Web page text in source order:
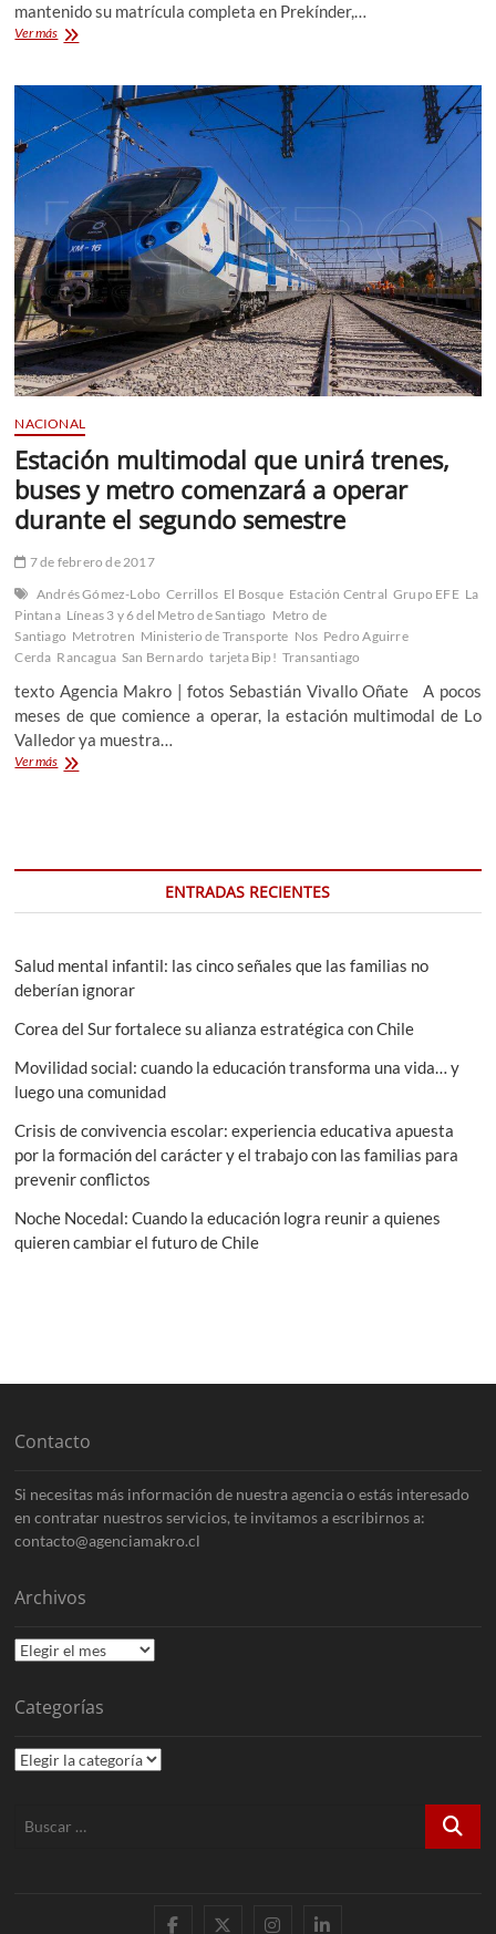
mantenido su matrícula completa en Prekínder,…
Ver másMientras
Prekínder
cae
un
el
país,
colegio
en
La
Pintana
logra
llenar
todos
sus
NACIONAL
Estación multimodal que unirá trenes,
buses y metro comenzará a operar
durante el segundo semestre
7 de febrero de 2017
Andrés Gómez-Lobo Cerrillos El Bosque Estación Central Grupo EFE La
Pintana Líneas 3 y 6 del Metro de Santiago Metro de
Santiago Metrotren Ministerio de Transporte Nos Pedro Aguirre
Cerda Rancagua San Bernardo tarjeta Bip! Transantiago
texto Agencia Makro | fotos Sebastián Vivallo Oñate A pocos
meses de que comience a operar, la estación multimodal de Lo
Valledor ya muestra…
Ver másEstación
operar
el
semestre
ENTRADAS RECIENTES
Salud mental infantil: las cinco señales que las familias no
deberían ignorar
Corea del Sur fortalece su alianza estratégica con Chile
Movilidad social: cuando la educación transforma una vida… y
luego una comunidad
Crisis de convivencia escolar: experiencia educativa apuesta
por la formación del carácter y el trabajo con las familias para
prevenir conflictos
Noche Nocedal: Cuando la educación logra reunir a quienes
quieren cambiar el futuro de Chile
Contacto
Si necesitas más información de nuestra agencia o estás interesado
en contratar nuestros servicios, te invitamos a escribirnos a:
contacto@agenciamakro.cl
Archivos
Archivos
Categorías
Categorías
Buscar
FacebookInstagram
LinkedIn